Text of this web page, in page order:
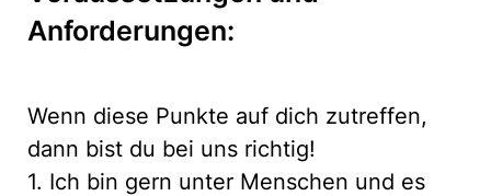
Anforderungen:
Wenn diese Punkte auf dich zutreffen,
dann bist du bei uns richtig!
1. Ich bin gern unter Menschen und es